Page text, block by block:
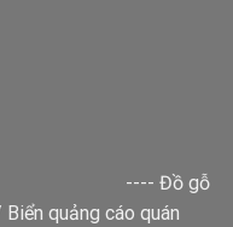
---- Đồ gỗ
Biển quảng cáo quán